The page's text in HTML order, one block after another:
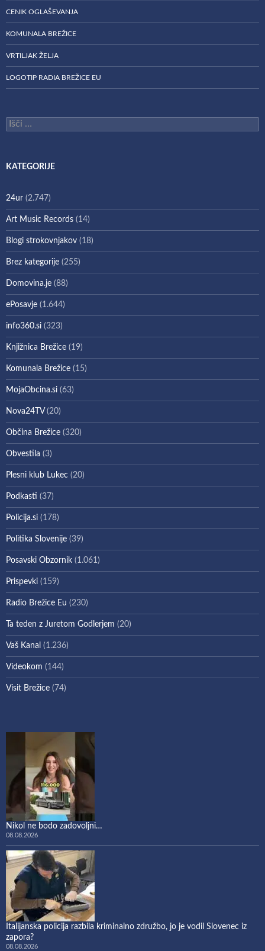
CENIK OGLAŠEVANJA
KOMUNALA BREŽICE
VRTILJAK ŽELJA
LOGOTIP RADIA BREŽICE EU
Išči:
KATEGORIJE
24ur (2.747)
Art Music Records (14)
Blogi strokovnjakov (18)
Brez kategorije (255)
Domovina.je (88)
ePosavje (1.644)
info360.si (323)
Knjižnica Brežice (19)
Komunala Brežice (15)
MojaObcina.si (63)
Nova24TV(20)
Občina Brežice (320)
Obvestila (3)
Plesni klub Lukec (20)
Podkasti (37)
Policija.si (178)
Politika Slovenije (39)
Posavski Obzornik (1.061)
Prispevki (159)
Radio Brežice Eu (230)
Ta teden z Juretom Godlerjem (20)
Vaš Kanal (1.236)
Videokom (144)
Visit Brežice (74)
Nikol ne bodo zadovoljni…
08.08.2026
Italijanska policija razbila kriminalno združbo, jo je vodil Slovenec iz
zapora?
08.08.2026